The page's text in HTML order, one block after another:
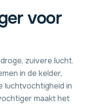
voor
zuivere lucht.
in de kelder,
luchtvochtigheid in
maakt het